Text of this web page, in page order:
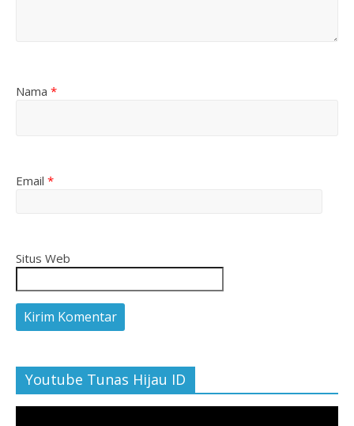
Nama *
Email *
Situs Web
Youtube Tunas Hijau ID